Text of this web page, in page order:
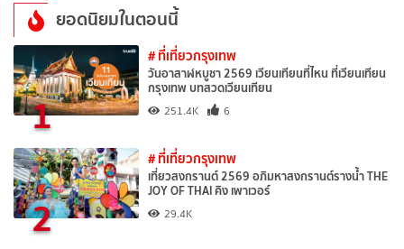
ยอดนิยมในตอนนี้
1
# ที่เที่ยวกรุงเทพ
วันอาสาฬหบูชา 2569 เวียนเทียนที่ไหน ที่เวียนเทียน
กรุงเทพ บทสวดเวียนเทียน
251.4K 6
2
# ที่เที่ยวกรุงเทพ
เที่ยวสงกรานต์ 2569 อภิมหาสงกรานต์รางน้ำ THE
JOY OF THAI คิง เพาเวอร์
29.4K